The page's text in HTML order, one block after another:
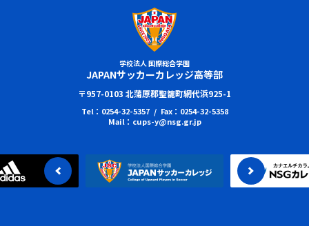
学校法人 国際総合学園
JAPANサッカーカレッジ高等部
〒957-0103 北蒲原郡聖籠町網代浜925-1
Tel：0254-32-5357 / Fax：0254-32-5358
Mail：cups-y@nsg.gr.jp